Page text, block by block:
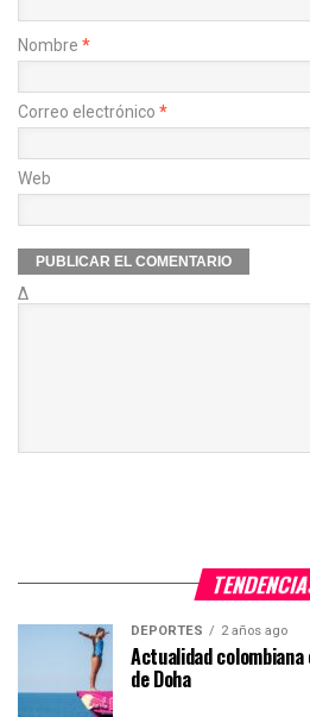
Nombre *
Correo electrónico *
Web
Δ
DEPORTES 2 años ago
Actualidad
de Doha